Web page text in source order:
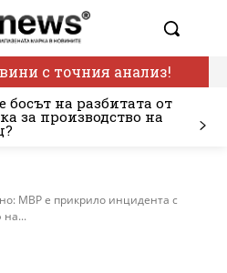
с точния анализ!
босът на разбитата от
за производство на
МВР е прикрило инцидента с
на...